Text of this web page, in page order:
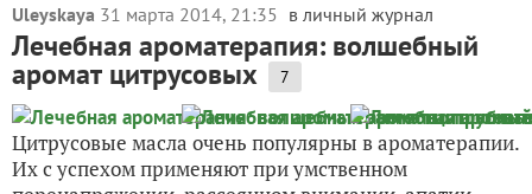
Uleyskaya 31 марта 2014, 21:35 в личный журнал
Лечебная ароматерапия: волшебный
аромат цитрусовых 7
Цитрусовые масла очень популярны в ароматерапии.
Их с успехом применяют при умственном